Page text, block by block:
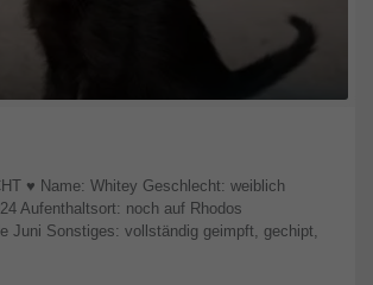
♥️ Name: Whitey Geschlecht: weiblich
Aufenthaltsort: noch auf Rhodos
Juni Sonstiges: vollständig geimpft, gechipt,